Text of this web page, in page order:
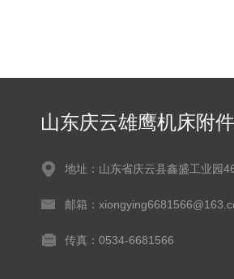
山东庆云雄鹰机床附
地址：山东省庆云县鑫盛工业园
邮箱：
传真：0534-6681566